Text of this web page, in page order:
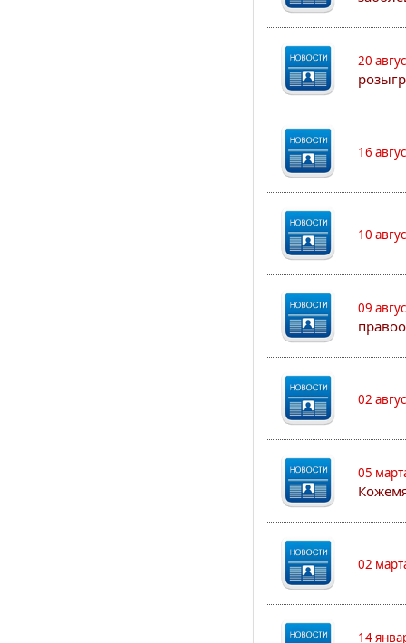
20
16
10
09
02
05
02
14